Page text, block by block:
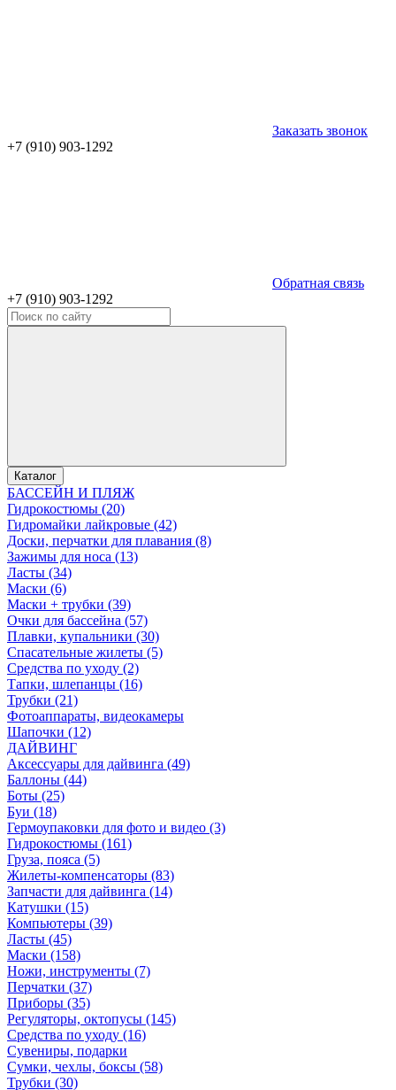
Заказать звонок
+7 (910) 903-1292
Обратная связь
+7 (910) 903-1292
Каталог
БАССЕЙН И ПЛЯЖ
Гидрокостюмы (20)
Гидромайки лайкровые (42)
Доски, перчатки для плавания (8)
Зажимы для носа (13)
Ласты (34)
Маски (6)
Маски + трубки (39)
Очки для бассейна (57)
Плавки, купальники (30)
Спасательные жилеты (5)
Средства по уходу (2)
Тапки, шлепанцы (16)
Трубки (21)
Фотоаппараты, видеокамеры
Шапочки (12)
ДАЙВИНГ
Аксессуары для дайвинга (49)
Баллоны (44)
Боты (25)
Буи (18)
Гермоупаковки для фото и видео (3)
Гидрокостюмы (161)
Груза, пояса (5)
Жилеты-компенсаторы (83)
Запчасти для дайвинга (14)
Катушки (15)
Компьютеры (39)
Ласты (45)
Маски (158)
Ножи, инструменты (7)
Перчатки (37)
Приборы (35)
Регуляторы, октопусы (145)
Средства по уходу (16)
Сувениры, подарки
Сумки, чехлы, боксы (58)
Трубки (30)